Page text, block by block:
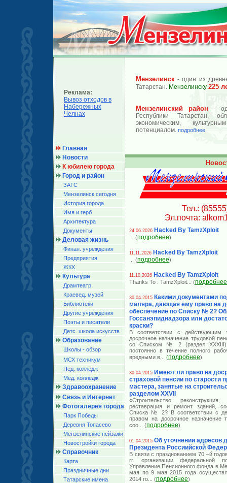
Реклама:
Вывоз отходов в
Набережных
Челнах
Главная
Новости
К юбилею города
Город и район
ЗАГС
Мензелинск сегодня
История города
Имя и герб
Архитектура
Документы
Деловая жизнь
Финан. учреждения
Предприятия
ЖКХ
Культура
Драмтеатр
Краевед. музей
Библиотеки
Другие учреждения
Поэты и писатели
Детс. школа искусств
Образование
Школы - обзор
МСХ техникум
Пед. колледж
Мед. колледж
Здравоохранение
Связь и Интернет
Фотогалерея города
Парк Победы
Деревня Топасево
Мензелинские пейзажи
Новостройки города
Справочник
Карта
Праздничные дни
Татарские имена
Мензелинск - один из
Татарстан. Мензелинску 225
Мензелинский район -
Республики Татарстан,
экономическим,
потенциалом. подробнее
Тел.:
Эл.почта:
24.06.2026 Hacked By TamzXploit
... (подробнее)
11.11.2026 Hacked By TamzXploit
... (подробнее)
11.10.2026 Hacked By TamzXploit
Thanks To : TamzXploit ... (подробнее
30.04.2015 Какими документами
маляра, дающая ему право на
обеспечение по Списку № 2?
Госсанэпиднадзора или
краски?
В соответствии с действующим
досрочное назначение трудовой
со Списком № 2 (раздел XXXIII)
постоянно в течение полного
вредными в ... (подробнее)
30.04.2015 Имеют ли право на
страховой пенсии по старости
мастера, занятые на
разделом XXVII
«Строительство, реконструкция,
реставрация и ремонт зданий,
Списка № 2? В соответствии с
правом на досрочное назначение
соо ... (подробнее)
01.04.2015 Об уточнении адресов
Президента Россиийской
В связи с празднованием 70 –й
гг. организации федеральной
Управление Пенсионного фонда в
мая по 9 мая 2015 года
2014 го ... (подробнее)